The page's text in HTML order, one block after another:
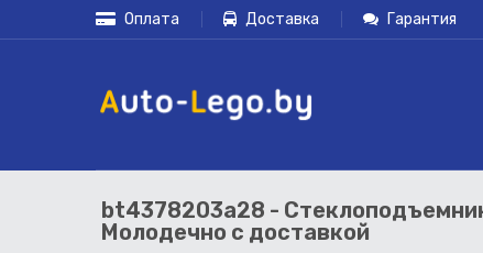
Оплата Доставка Гарантия
bt4378203a28 -
Молодечно с доставкой